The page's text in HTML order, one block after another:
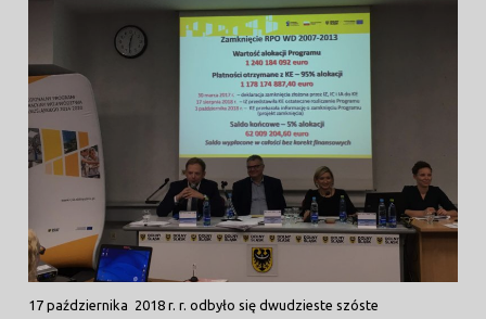
17 października 2018 r. r. odbyło się dwudzieste szóste